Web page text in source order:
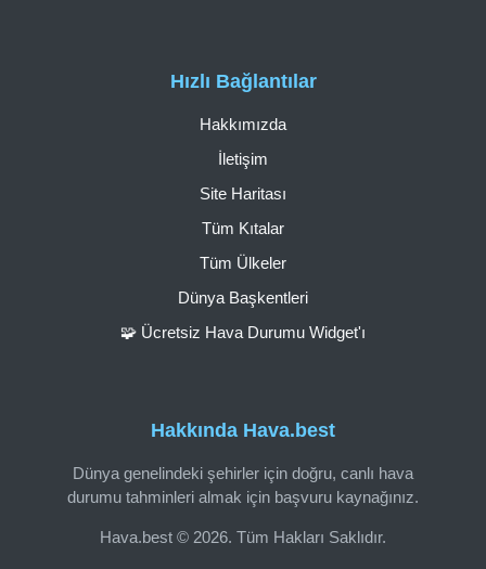
Hakkında Hava.best
Dünya genelindeki şehirler için doğru, canlı hava
durumu tahminleri almak için başvuru kaynağınız.
Hava.best © 2026. Tüm Hakları Saklıdır.
Hızlı Bağlantılar
Hakkımızda
İletişim
Site Haritası
Tüm Kıtalar
Tüm Ülkeler
Dünya Başkentleri
🧩 Ücretsiz Hava Durumu Widget'ı